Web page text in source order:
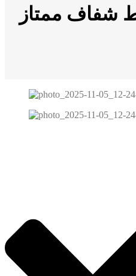
شفاف ممتاز